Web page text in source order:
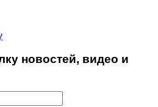
новостей, видео и